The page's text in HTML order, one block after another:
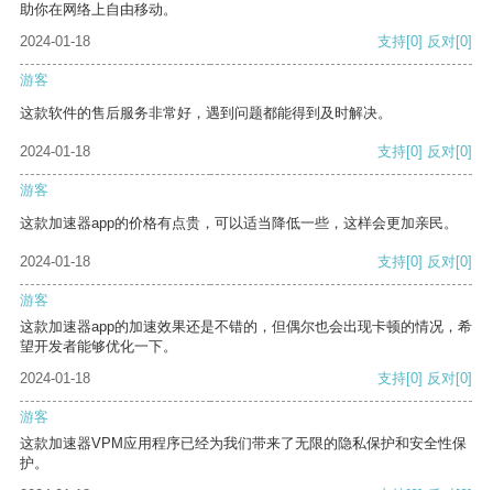
助你在网络上自由移动。
2024-01-18
支持[0] 反对[0]
游客
这款软件的售后服务非常好，遇到问题都能得到及时解决。
2024-01-18 支持[0] 反对[0]
游客
这款加速器app的价格有点贵，可以适当降低一些，这样会更加亲民。
2024-01-18 支持[0] 反对[0]
游客
这款加速器app的加速效果还是不错的，但偶尔也会出现卡顿的情况，希
望开发者能够优化一下。
2024-01-18
支持[0] 反对[0]
游客
这款加速器VPM应用程序已经为我们带来了无限的隐私保护和安全性保
护。